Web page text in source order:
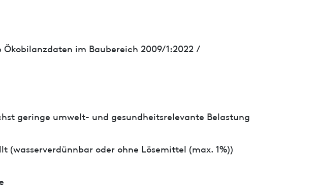
Ökobilanzdaten im Baubereich 2009/1:2022 /
geringe umwelt- und gesundheitsrelevante Belastung
(wasserverdünnbar oder ohne Lösemittel (max. 1%))